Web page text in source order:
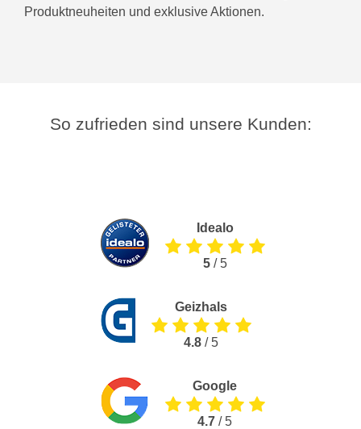
Produktneuheiten und exklusive Aktionen.
So zufrieden sind unsere Kunden:
Idealo
5/ 5
Geizhals
4.8 / 5
Google
4.7 / 5